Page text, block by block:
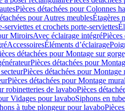
Pièces détachées pour Colonnes
pour Autres meublesÉtagères
serviettes et crochets porte-serviettes
MiroirsAvec éclairage intégréPièces
AccessoiresÉléments d’éclairage
détachées pour Montage sur
Pièces détachées pour
Pièces détachées pour
Pièces détachées pour Montage
robinetteries de lavaboPièces
Vidages pour lavaboSiphons en
à tube plongeur pour lavabo